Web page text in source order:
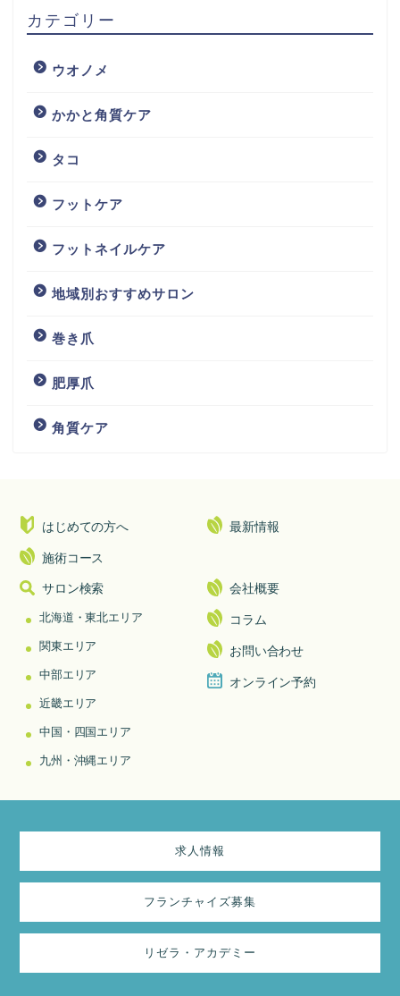
カテゴリー
ウオノメ
かかと角質ケア
タコ
フットケア
フットネイルケア
地域別おすすめサロン
巻き爪
肥厚爪
角質ケア
はじめての方へ
施術コース
最新情報
サロン検索
北海道・東北エリア
関東エリア
中部エリア
近畿エリア
中国・四国エリア
九州・沖縄エリア
会社概要
コラム
お問い合わせ
オンライン予約
求人情報
フランチャイズ募集
リゼラ・アカデミー